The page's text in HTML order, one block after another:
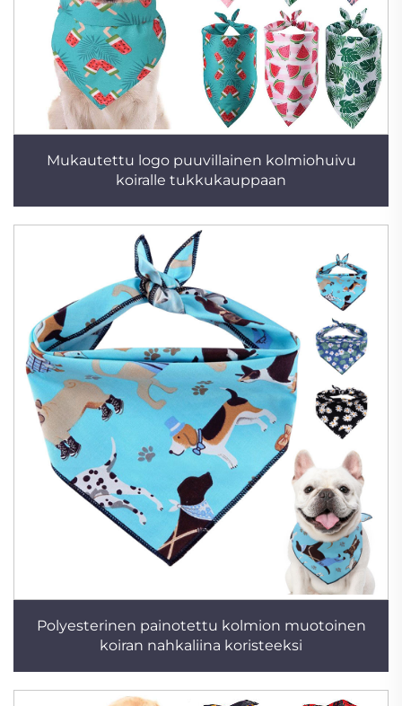
Mukautettu logo puuvillainen kolmiohuivu
koiralle tukkukauppaan
Polyesterinen painotettu kolmion muotoinen
koiran nahkaliina koristeeksi